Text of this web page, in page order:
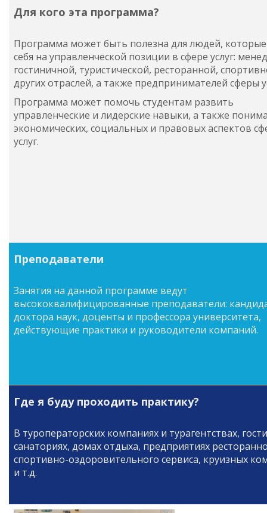
Для кого эта программа?
Программа может быть полезна для людей,
себя на управленческой позиции в сфере услуг:
гостиничной, туристической, ресторанной,
других отраслей, а также предпринимателей сферы
Программа может помочь студентам развить
управленческие и лидерские навыки, а также
экономических, социальных и правовых аспектов
услуг.
Преподаватели
Занятия на данной программе ведут
высококвалифицированные преподаватели:
доктора наук, доценты и профессора университета,
действующие практики и руководители компаний.
Где я буду проходить практику?
В туроператорских компаниях и турагентствах,
санаториях, домах отдыха, предприятиях
спортивно-оздоровительного сервиса, круизных
и т.д.